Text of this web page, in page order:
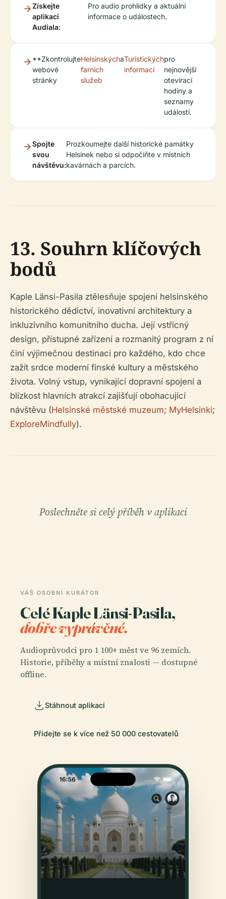
Získejte
aplikaci
Audiala:
Pro audio prohlídky a aktuální
informace o událostech.
**Zkontrolujte
webové
stránky
Helsinských
farních
služeb
aTuristických
informací
pro
nejnovější
otevírací
hodiny a
seznamy
událostí.
Spojte
svou
návštěvu:
Prozkoumejte další historické památky
Helsinek nebo si odpočiňte v místních
kavárnách a parcích.
13. Souhrn klíčových
bodů
Kaple Länsi-Pasila ztělesňuje spojení helsinského
historického dědictví, inovativní architektury a
inkluzivního komunitního ducha. Její vstřícný
design, přístupné zařízení a rozmanitý program z ní
činí výjimečnou destinaci pro každého, kdo chce
zažít srdce moderní finské kultury a městského
života. Volný vstup, vynikající dopravní spojení a
blízkost hlavních atrakcí zajišťují obohacující
návštěvu (Helsinské městské muzeum; MyHelsinki;
ExploreMindfully).
Poslechněte si celý příběh v aplikaci
VÁŠ OSOBNÍ KURÁTOR
Celé Kaple Länsi-Pasila,
dobře vyprávěné.
Audioprůvodci pro 1 100+ měst ve 96 zemích.
Historie, příběhy a místní znalosti — dostupné
offline.
Stáhnout aplikaci
Přidejte se k více než 50 000 cestovatelů